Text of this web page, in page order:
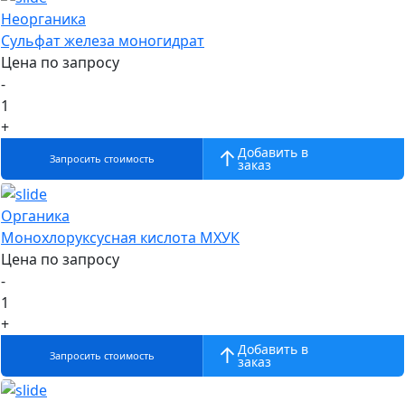
Неорганика
Cульфат железа моногидрат
Цена по запросу
-
1
+
Запросить стоимость Добавить в
заказ
Органика
Монохлоруксусная кислота МХУК
Цена по запросу
-
1
+
Запросить стоимость Добавить в
заказ